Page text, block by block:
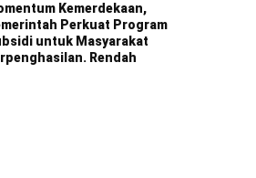
Kemerdekaan,
Perkuat Program
untuk Masyarakat
Rendah